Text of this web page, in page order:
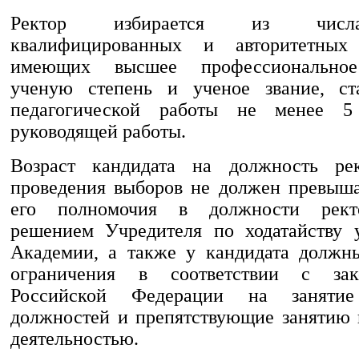
Ректор избирается из
квалифицированных и авторитетных
имеющих высшее профессиональное
ученую степень и ученое звание,
педагогической работы не
руководящей работы.
Возраст кандидата на должность
проведения выборов не должен
его полномочия в должности
решением Учредителя по ходатайству
Академии, а также у кандидата должны
ограничения в соответствии с
Российской Федерации на
должностей и препятствующие занятию
деятельностью.